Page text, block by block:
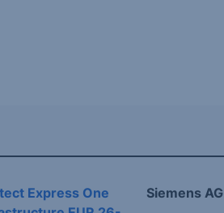
Express One
Siemens AG